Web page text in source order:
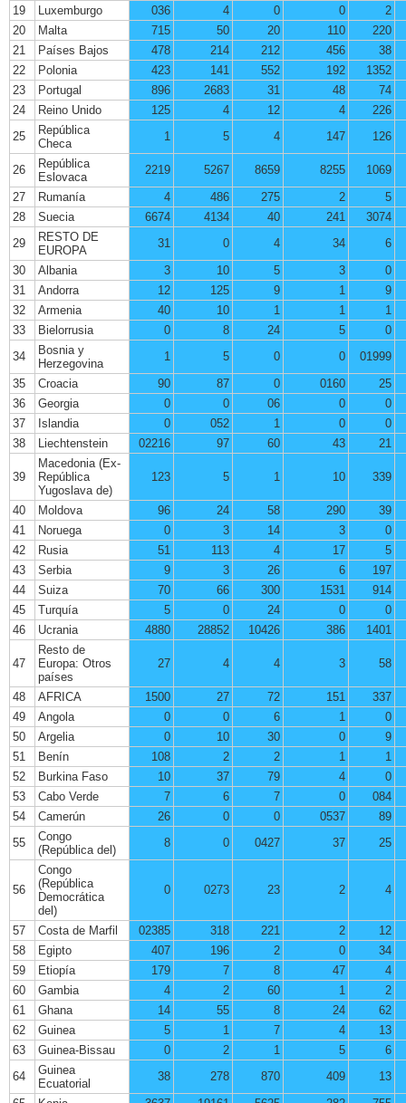
19
Luxemburgo 036 4 0 0
2
20
Malta 715 50 20 110
220
21
Países Bajos 478 214 212 456
38
22
Polonia 423 141 552 192
1352
23
Portugal 896 2683 31 48
74
24
Reino Unido 125 4 12 4
226
25
República
Checa
1 5 4 147 126
26
República
Eslovaca
2219 5267 8659 8255
1069
27
Rumanía 4 486 275 2
5
28
Suecia 6674 4134 40 241
3074
29
RESTO DE
EUROPA
31 0 4 34
6
30
Albania 3 10 5 3
0
31
Andorra 12 125 9 1
9
32
Armenia 40 10 1 1
1
33
Bielorrusia 0 8 24 5
0
34
Bosnia y
Herzegovina
1 5 0 0
01999
35
Croacia 90 87 0 0160
25
36
Georgia 0 0 06 0
0
37
Islandia 0 052 1 0
0
38
Liechtenstein 02216 97 60 43 21
39
Macedonia (Ex-
República
Yugoslava de)
123 5 1 10 339
40 Moldova 96 24 58 290
39
41
Noruega 0 3 14 3
0
42
Rusia 51 113 4 17
5
43
Serbia 9 3 26 6
197
44
Suiza 70 66 300 1531
914
45
Turquía 5 0 24 0
0
46
Ucrania 4880 28852 10426 386 1401
47
Resto de
Europa: Otros
países
27 4 4 3 58
48 AFRICA 1500 27 72 151
337
49
Angola 0 0 6 1
0
50
Argelia 0 10 30 0
9
51
Benín 108 2 2 1
1
52
Burkina Faso 10 37 79 4
0
53
Cabo Verde 7 6 7 0
084
54
Camerún 26 0 0 0537
89
55
Congo
(República del)
8 0 0427 37 25
56
Congo
(República
Democrática
del)
0 0273 23 2 4
57 Costa de Marfil 02385 318 221 2
12
58
Egipto 407 196 2 0
34
59
Etiopía 179 7 8 47
4
60
Gambia 4 2 60 1
2
61
Ghana 14 55 8 24
62
62
Guinea 5 1 7 4
13
63
Guinea-Bissau 0 2 1 5
6
64
Guinea
Ecuatorial
38 278 870 409
13